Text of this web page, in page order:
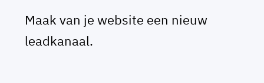
Maak van je website een nieuw
leadkanaal.